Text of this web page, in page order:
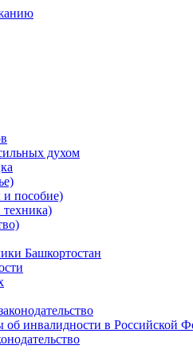
духом
пособие)
Башкортостан
об инвалидности в Российской